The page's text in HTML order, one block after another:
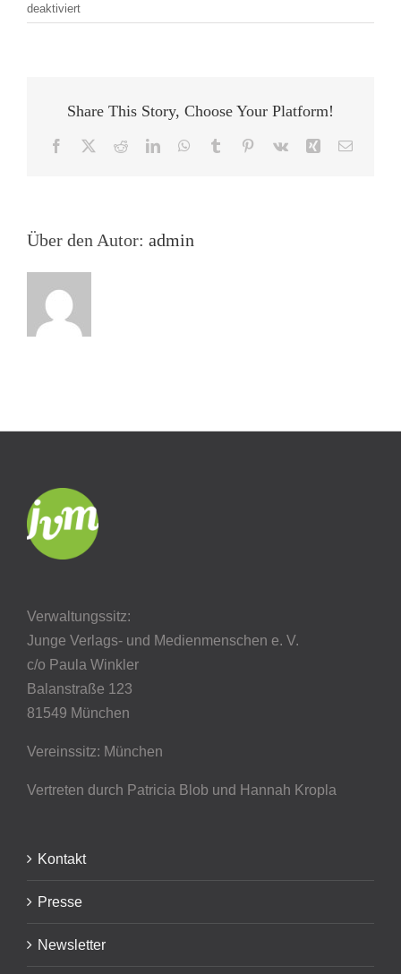
deaktiviertfür
„Ein
ihre
Folgen“
Leipzig
Share This Story, Choose Your Platform!
Facebook RedditLinkedInWhatsApp
Tumblr Pinterest
Vk Xing E-
Über den Autor: admin
Verwaltungssitz:
Junge Verlags- und Medienmenschen e. V.
c/o Paula Winkler
Balanstraße 123
81549 München
Vereinssitz: München
Vertreten durch Patricia Blob und Hannah Kropla
Kontakt
Presse
Newsletter